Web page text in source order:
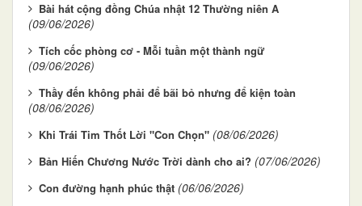
Bài hát cộng đồng Chúa nhật 12 Thường niên A
(09/06/2026)
Tích cốc phòng cơ - Mỗi tuần một thành ngữ
(09/06/2026)
Thầy đến không phải để bãi bỏ nhưng để kiện toàn
(08/06/2026)
Khi Trái Tim Thốt Lời "Con Chọn" (08/06/2026)
Bản Hiến Chương Nước Trời dành cho ai? (07/06/2026)
Con đường hạnh phúc thật (06/06/2026)